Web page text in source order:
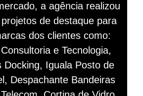
a agência realizou
de destaque para
dos clientes como:
e Tecnologia,
Docking, Iguala Posto de
Despachante Bandeiras